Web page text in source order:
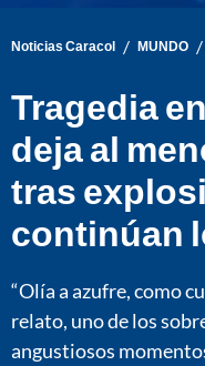
Noticias Caracol / MUNDO /
Tragedia
deja al
tras
continúan
“Olía a azufre, como
relato, uno de los
angustiosos